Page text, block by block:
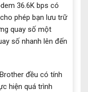
36.6K bps có
phép bạn lưu trữ
quay số một
số nhanh lên đến
đều có tính
hiện quá trình